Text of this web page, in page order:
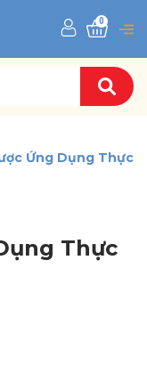
0
Ứng Dụng Thực
Thực